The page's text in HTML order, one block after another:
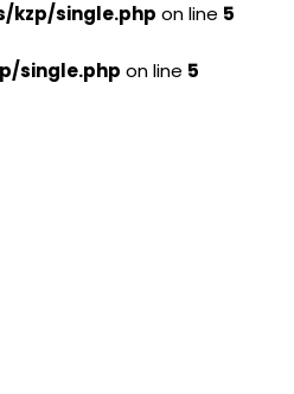
kzp/single.php on line 5
single.php on line 5